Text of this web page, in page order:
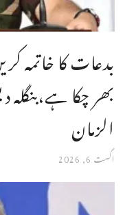
بدعات کا خاتمہ
بھر چکا
الزمان
اگست 6, 2026